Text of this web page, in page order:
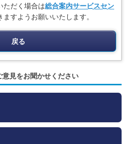
ただく場合は総合案内サービスセン
すようお願いいたします。
戻る
意見をお聞かせください